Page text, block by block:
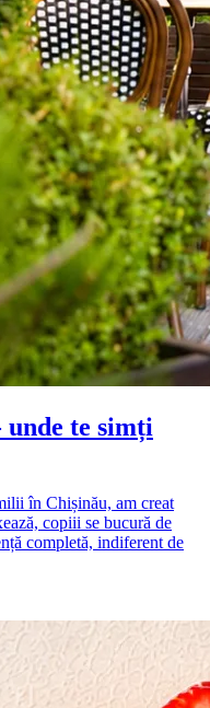
unde te simți
în Chișinău, am creat
copiii se bucură de
completă, indiferent de